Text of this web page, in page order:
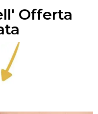
Offerta